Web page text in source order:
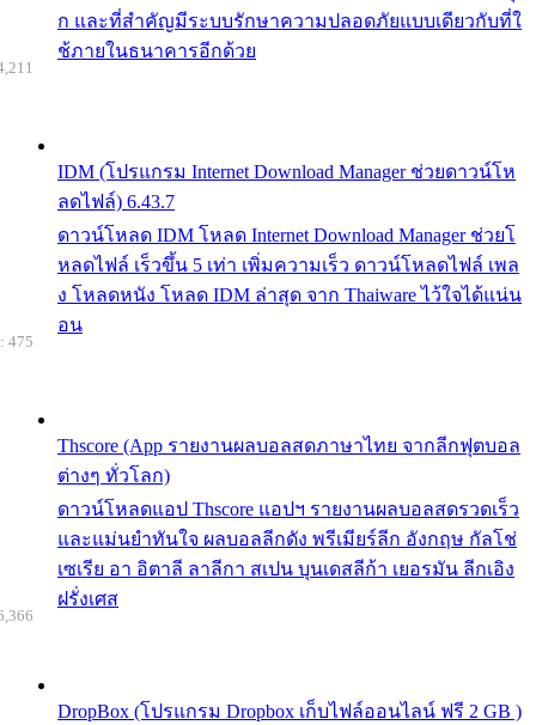
ก และที่สำคัญมีระบบรักษาความปลอดภัยแบบเดียวกับที่ใ
ช้ภายในธนาคารอีกด้วย
IDM (โปรแกรม Internet Download Manager ช่วยดาวน์โห
ลดไฟล์) 6.43.7
ดาวน์โหลด IDM โหลด Internet Download Manager ช่วยโ
หลดไฟล์ เร็วขึ้น 5 เท่า เพิ่มความเร็ว ดาวน์โหลดไฟล์ เพล
ง โหลดหนัง โหลด IDM ล่าสุด จาก Thaiware ไว้ใจได้แน่น
อน
Thscore (App รายงานผลบอลสดภาษาไทย จากลีกฟุตบอล
ต่างๆ ทั่วโลก)
ดาวน์โหลดแอป Thscore แอปฯ รายงานผลบอลสดรวดเร็ว
และแม่นยำทันใจ ผลบอลลีกดัง พรีเมียร์ลีก อังกฤษ กัลโช่
เซเรีย อา อิตาลี ลาลีกา สเปน บุนเดสลีก้า เยอรมัน ลีกเอิง
ฝรั่งเศส
475
DropBox (โปรแกรม Dropbox เก็บไฟล์ออนไลน์ ฟรี 2 GB )